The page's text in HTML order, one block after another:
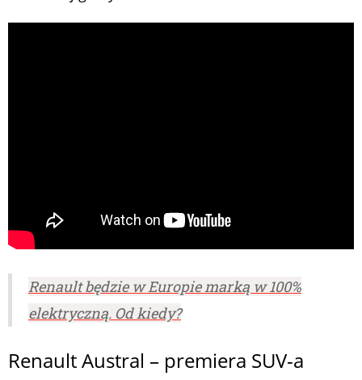
Renault będzie w Europie marką w 100%
elektryczną. Od kiedy?
Renault Austral – premiera SUV-a